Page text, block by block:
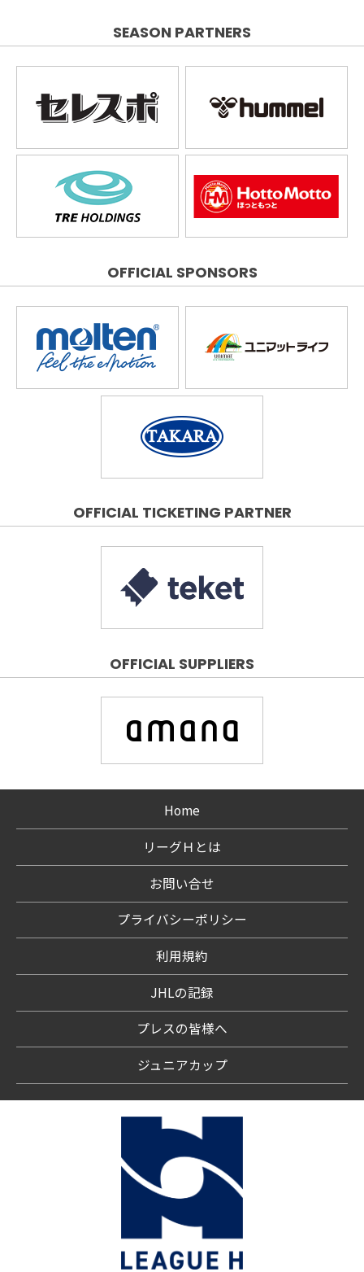
SEASON PARTNERS
OFFICIAL SPONSORS
OFFICIAL TICKETING PARTNER
OFFICIAL SUPPLIERS
Home
リーグＨとは
お問い合せ
プライバシーポリシー
利用規約
JHLの記録
プレスの皆様へ
ジュニアカップ